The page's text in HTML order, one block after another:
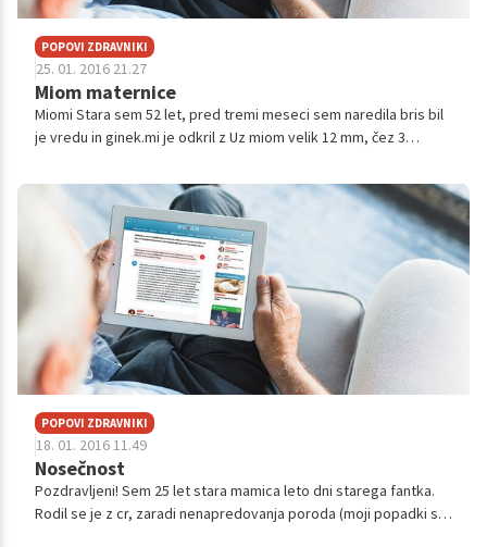
sem relativno mlada imam majhnega otroka in se želim boriti
naprej za svoje zdravje, kot bi se vsakdo. Po vsem tem sem se
obrnila na svojega ginekologa, ki mi redno mesečno ali po
potrebi omogoči prejemanje aplikacije Cystistat-a, a vseeno bi
si rada zagotovila še dodatno mnenje drugega urologa. Zanima
me če aplikacije Cystistat-a prejemam doživljensko, če mi to
pomaga, kakšne obcije zdravljenja ima še v Sloveniji, vem da se
zdravljenja. Naj vam omenim, da nikoli prej v življenju nisem
imela nikakršnih težav z mehurjem, nikoli nobenega vnetja.
Ginekolog , ki me dal tudi vse možne preiskave na spolno
prenosljive bolezni vse je b.p, tudi cistoskopija je bila b. p.
Prosim vas za nasvet, namreč vem, da je to diagnoza, ki me bo
spremljala celo življenje, rada bi si omogočila kolikor se le da
normalen način življenja. Zagotovo imate izkušnje, s katerimi
upam, da mi boste lahko odgovorili na vprašanja. Že v naprej se
vam lepo zahvaljujem in vas lepo pozdravljam.
POPOVI ZDRAVNIKI
25. 01. 2016 21.27
Miom maternice
Miomi Stara sem 52 let, pred tremi meseci sem naredila bris bil
je vredu in ginek.mi je odkril z Uz miom velik 12 mm, čez 3
mm.Ponovno me j...
POPOVI ZDRAVNIKI
18. 01. 2016 11.49
Nosečnost
Pozdravljeni! Sem 25 let stara mamica leto dni starega fantka.
Rodil se je z cr, zaradi nenapredovanja poroda (moji popadki so